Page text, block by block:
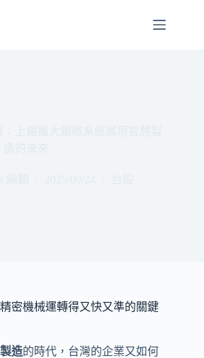
密機械運轉得又快又準的關鍵
造的時代，台灣的企業又如何